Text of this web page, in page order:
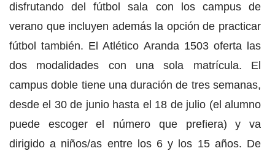
disfrutando del fútbol sala con los campus de
verano que incluyen además la opción de practicar
fútbol también. El Atlético Aranda 1503 oferta las
dos modalidades con una sola matrícula. El
campus doble tiene una duración de tres semanas,
desde el 30 de junio hasta el 18 de julio (el alumno
puede escoger el número que prefiera) y va
dirigido a niños/as entre los 6 y los 15 años. De